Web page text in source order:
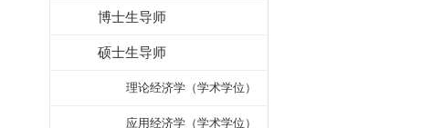
博士生导师
硕士生导师
理论经济学（学术学位）
应用经济学（学术学位）